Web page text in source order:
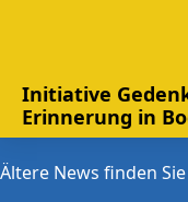
Initiative
Erinnerung in
Ältere News finden Sie